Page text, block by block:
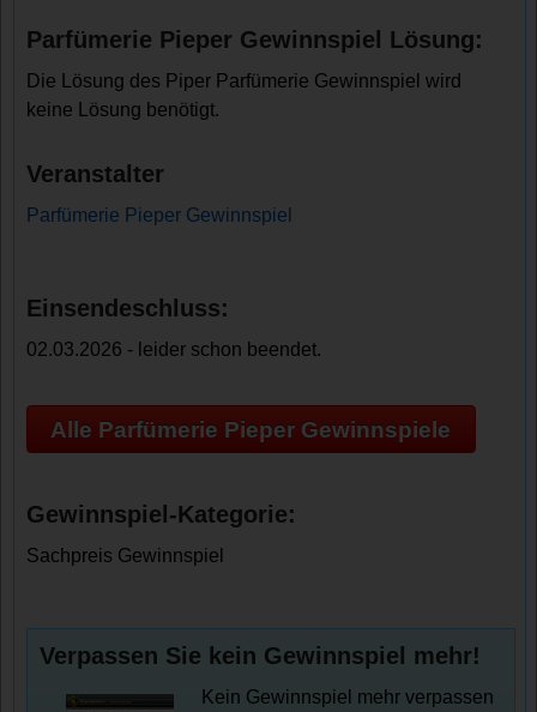
Parfümerie Pieper Gewinnspiel Lösung:
Die Lösung des Piper Parfümerie Gewinnspiel wird
keine Lösung benötigt.
Veranstalter
Parfümerie Pieper Gewinnspiel
Einsendeschluss:
02.03.2026 - leider schon beendet.
Alle Parfümerie Pieper Gewinnspiele
Gewinnspiel-Kategorie:
Sachpreis Gewinnspiel
Verpassen Sie kein Gewinnspiel mehr!
Kein Gewinnspiel mehr verpassen